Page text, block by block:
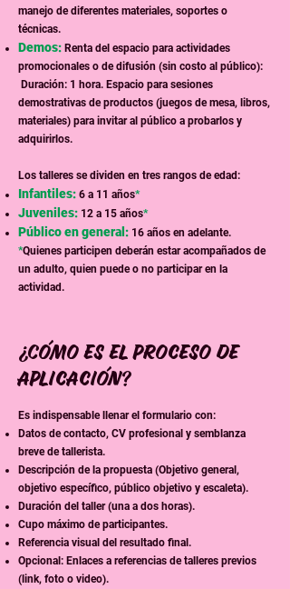
manejo de diferentes materiales, soportes o
técnicas.
Demos: Renta del espacio para actividades
promocionales o de difusión (sin costo al público):
Duración: 1 hora. Espacio para sesiones
demostrativas de productos (juegos de mesa, libros,
materiales) para invitar al público a probarlos y
adquirirlos.
Los talleres se dividen en tres rangos de edad:
Infantiles: 6 a 11 años*
Juveniles: 12 a 15 años*
Público en general: 16 años en adelante.
*Quienes participen deberán estar acompañados de
un adulto, quien puede o no participar en la
actividad.
¿Cómo es el proceso de
aplicación?
Es indispensable llenar el formulario con:
Datos de contacto, CV profesional y semblanza
breve de tallerista.
Descripción de la propuesta (Objetivo general,
objetivo específico, público objetivo y escaleta).
Duración del taller (una a dos horas).
Cupo máximo de participantes.
Referencia visual del resultado final.
Opcional: Enlaces a referencias de talleres previos
(link, foto o video).